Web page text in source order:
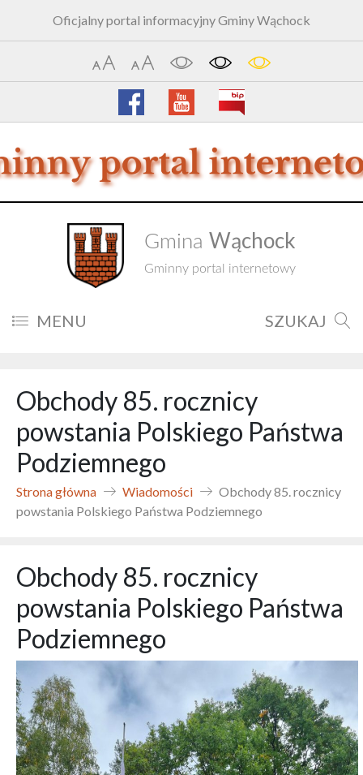
Oficjalny portal informacyjny Gminy Wąchock
Gmina Wąchock
Gminny portal internetowy
MENU SZUKAJ
Obchody 85. rocznicy
powstania Polskiego Państwa
Podziemnego
Strona główna Wiadomości
Obchody 85. rocznicy
powstania Polskiego Państwa Podziemnego
Obchody 85. rocznicy
powstania Polskiego Państwa
Podziemnego